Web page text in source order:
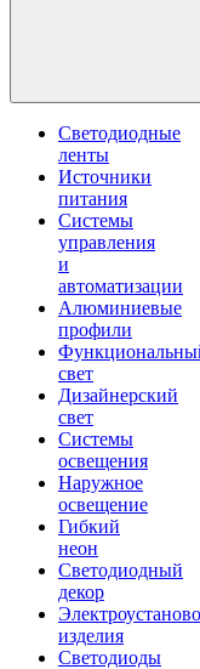
Светодиодные
ленты
Источники
питания
Системы
управления
и
автоматизации
Алюминиевые
профили
свет
Дизайнерский
свет
Системы
освещения
Наружное
освещение
Гибкий
неон
Светодиодный
декор
изделия
Светодиоды